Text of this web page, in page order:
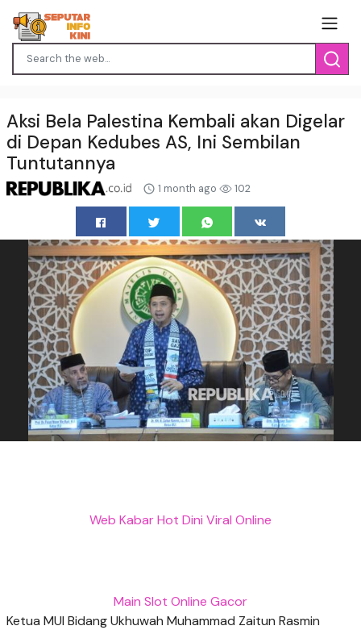
Aksi Bela Palestina Kembali akan Digelar
di Depan Kedubes AS, Ini Sembilan
Tuntutannya
1 month ago 102
Web Kabar Hot Dini Viral Online
Main Slot Online Gacor
Ketua MUI Bidang Ukhuwah Muhammad Zaitun Rasmin